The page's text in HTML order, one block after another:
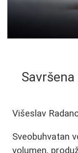
Višeslav
Sveobuhvatan
volumen,